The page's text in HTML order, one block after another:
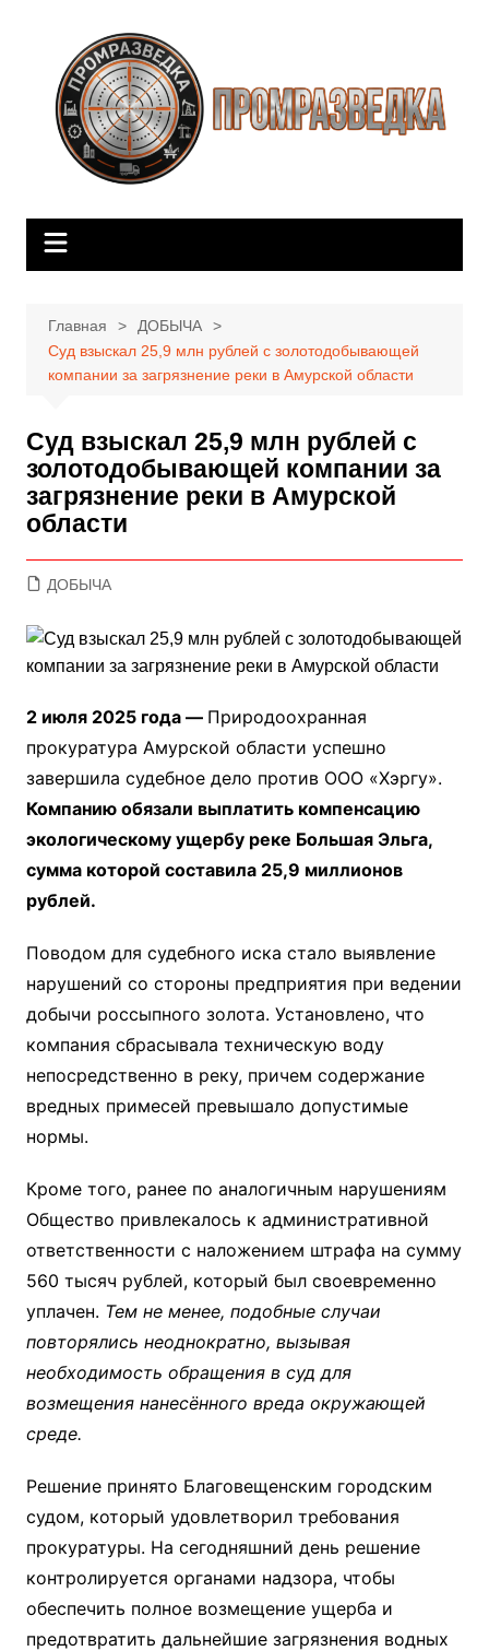
содержимому
Главная
ДОБЫЧА
Суд взыскал 25,9 млн рублей с золотодобывающей
компании за загрязнение реки в Амурской области
Суд взыскал 25,9 млн рублей с
золотодобывающей компании за
загрязнение реки в Амурской
области
ДОБЫЧА
2 июля 2025 года — Природоохранная
прокуратура Амурской области успешно
завершила судебное дело против ООО «Хэргу».
Компанию обязали выплатить компенсацию
экологическому ущербу реке Большая Эльга,
сумма которой составила 25,9 миллионов
рублей.
Поводом для судебного иска стало выявление
нарушений со стороны предприятия при ведении
добычи россыпного золота. Установлено, что
компания сбрасывала техническую воду
непосредственно в реку, причем содержание
вредных примесей превышало допустимые
нормы.
Кроме того, ранее по аналогичным нарушениям
Общество привлекалось к административной
ответственности с наложением штрафа на сумму
560 тысяч рублей, который был своевременно
уплачен. Тем не менее, подобные случаи
повторялись неоднократно, вызывая
необходимость обращения в суд для
возмещения нанесённого вреда окружающей
среде.
Решение принято Благовещенским городским
судом, который удовлетворил требования
прокуратуры. На сегодняшний день решение
контролируется органами надзора, чтобы
обеспечить полное возмещение ущерба и
предотвратить дальнейшие загрязнения водных